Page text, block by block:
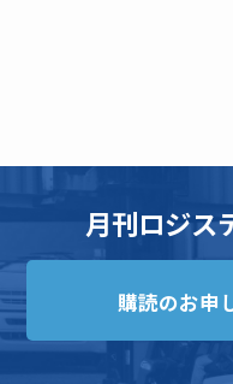
月刊ロジス
購読のお申